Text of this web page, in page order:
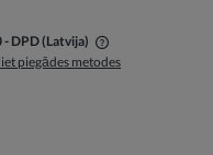
- DPD(Latvija)
piegādes metodes